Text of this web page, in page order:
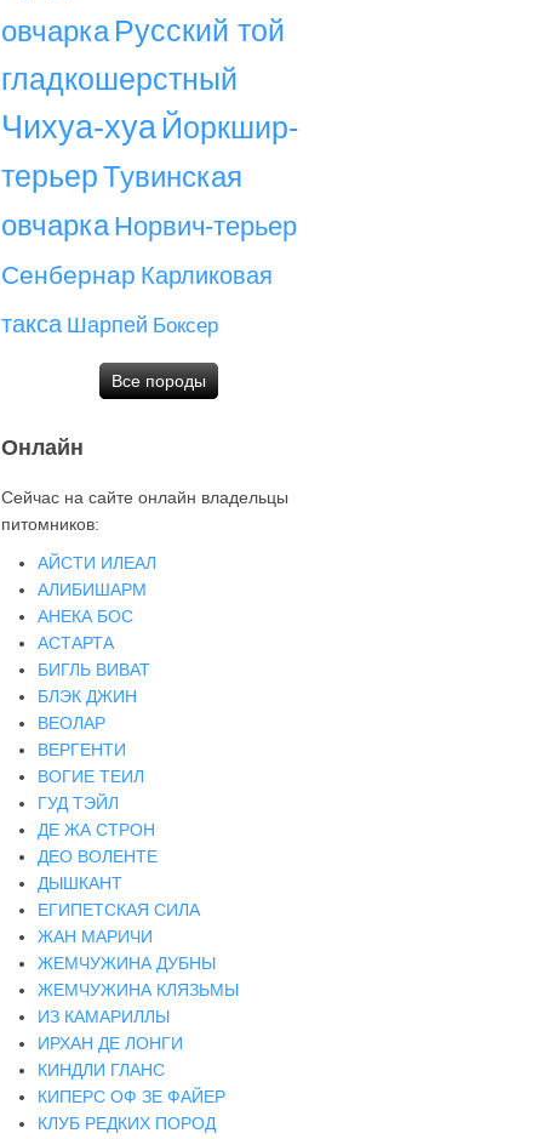
овчарка Русский той
гладкошерстный
Чихуа-хуа Йоркшир-
терьерТувинская
овчарка Норвич-терьер
Сенбернар Карликовая
такса Шарпей Боксер
Все породы
Онлайн
Сейчас на сайте онлайн владельцы
питомников:
АЙСТИ ИЛЕАЛ
АЛИБИШАРМ
АНЕКА БОС
АСТАРТА
БИГЛЬ ВИВАТ
БЛЭК ДЖИН
ВЕОЛАР
ВЕРГЕНТИ
ВОГИЕ ТЕИЛ
ГУД ТЭЙЛ
ДЕ ЖА СТРОН
ДЕО ВОЛЕНТЕ
ДЫШКАНТ
ЕГИПЕТСКАЯ СИЛА
ЖАН МАРИЧИ
ЖЕМЧУЖИНА ДУБНЫ
ЖЕМЧУЖИНА КЛЯЗЬМЫ
ИЗ КАМАРИЛЛЫ
ИРХАН ДЕ ЛОНГИ
КИНДЛИ ГЛАНС
КИПЕРС ОФ ЗЕ ФАЙЕР
КЛУБ РЕДКИХ ПОРОД